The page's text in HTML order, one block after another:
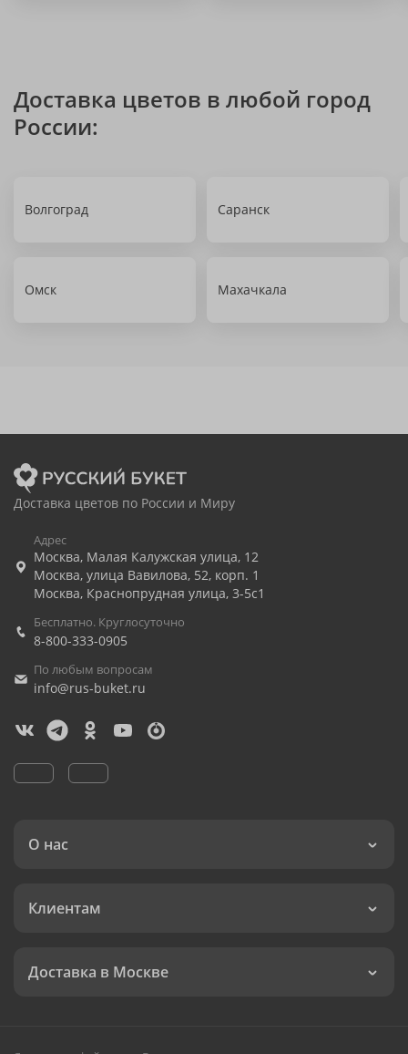
Доставка цветов в любой город
России:
Волгоград Саранск
Омск Махачкала
Доставка цветов по России и Миру
Адрес
Москва, Малая Калужская улица, 12
Москва, улица Вавилова, 52, корп. 1
Москва, Краснопрудная улица, 3-5с1
Бесплатно. Круглосуточно
8-800-333-0905
По любым вопросам
info@rus-buket.ru
О нас
Клиентам
Доставка в Москве